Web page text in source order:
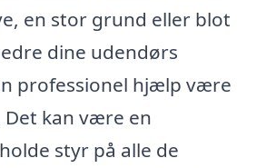
en stor grund eller blot
dine udendørs
professionel hjælp være
kan være en
styr på alle de